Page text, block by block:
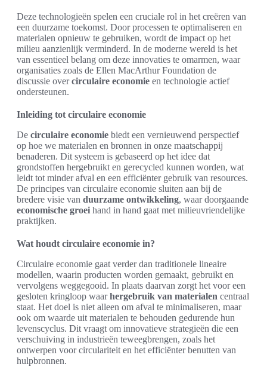
Deze technologieën spelen een cruciale rol in het creëren van
een duurzame toekomst. Door processen te optimaliseren en
materialen opnieuw te gebruiken, wordt de impact op het
milieu aanzienlijk verminderd. In de moderne wereld is het
van essentieel belang om deze innovaties te omarmen, waar
organisaties zoals de Ellen MacArthur Foundation de
discussie overcirculaire economie en technologie actief
ondersteunen.
Inleiding tot circulaire economie
De circulaire economie biedt een vernieuwend perspectief
op hoe we materialen en bronnen in onze maatschappij
benaderen. Dit systeem is gebaseerd op het idee dat
grondstoffen hergebruikt en gerecycled kunnen worden, wat
leidt tot minder afval en een efficiënter gebruik van resources.
De principes van circulaire economie sluiten aan bij de
bredere visie van duurzame ontwikkeling, waar doorgaande
economische groei hand in hand gaat met milieuvriendelijke
praktijken.
Wat houdt circulaire economie in?
Circulaire economie gaat verder dan traditionele lineaire
modellen, waarin producten worden gemaakt, gebruikt en
vervolgens weggegooid. In plaats daarvan zorgt het voor een
gesloten kringloop waarhergebruik van materialen centraal
staat. Het doel is niet alleen om afval te minimaliseren, maar
ook om waarde uit materialen te behouden gedurende hun
levenscyclus. Dit vraagt om innovatieve strategieën die een
verschuiving in industrieën teweegbrengen, zoals het
ontwerpen voor circulariteit en het efficiënter benutten van
hulpbronnen.